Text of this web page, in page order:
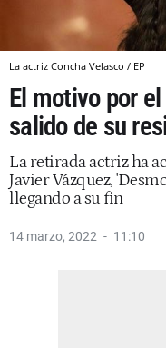
La actriz Concha Velasco / EP
El motivo por
salido de su
La retirada actriz ha
Javier Vázquez,
llegando a su fin
14 marzo, 2022 11:10